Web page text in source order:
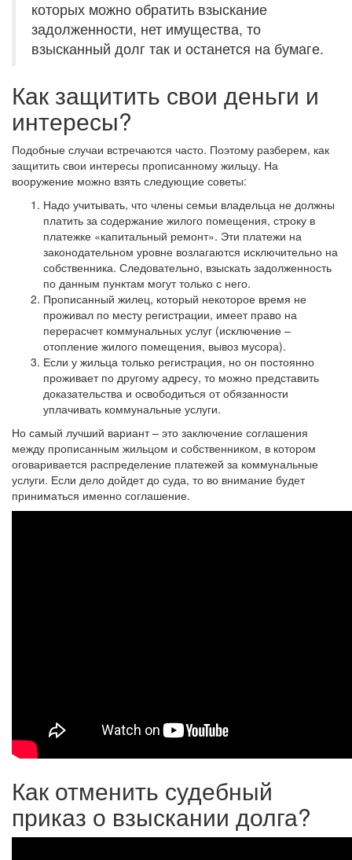
которых можно обратить взыскание
задолженности, нет имущества, то
взысканный долг так и останется на бумаге.
Как защитить свои деньги и
интересы?
Подобные случаи встречаются часто. Поэтому разберем, как
защитить свои интересы прописанному жильцу. На
вооружение можно взять следующие советы:
Надо учитывать, что члены семьи владельца не должны
платить за содержание жилого помещения, строку в
платежке «капитальный ремонт». Эти платежи на
законодательном уровне возлагаются исключительно на
собственника. Следовательно, взыскать задолженность
по данным пунктам могут только с него.
Прописанный жилец, который некоторое время не
проживал по месту регистрации, имеет право на
перерасчет коммунальных услуг (исключение –
отопление жилого помещения, вывоз мусора).
Если у жильца только регистрация, но он постоянно
проживает по другому адресу, то можно представить
доказательства и освободиться от обязанности
уплачивать коммунальные услуги.
Но самый лучший вариант – это заключение соглашения
между прописанным жильцом и собственником, в котором
оговаривается распределение платежей за коммунальные
услуги. Если дело дойдет до суда, то во внимание будет
приниматься именно соглашение.
Как отменить судебный
приказ о взыскании долга?